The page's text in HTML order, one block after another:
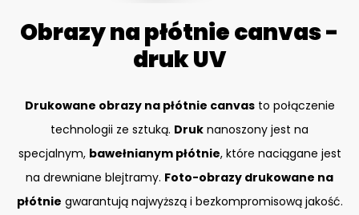
Obrazy na płótnie canvas -
druk UV
Drukowane obrazy na płótnie canvasto połączenie
technologii ze sztuką. Druk nanoszony jest na
specjalnym, bawełnianym płótnie, które naciągane jest
na drewniane blejtramy. Foto-obrazy drukowane na
płótnie gwarantują najwyższą i bezkompromisową jakość.